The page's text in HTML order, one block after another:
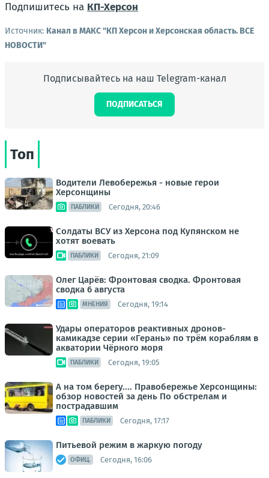
Подпишитесь на КП-Херсон
Источник: Канал в МАКС "КП Херсон и Херсонская область. ВСЕ
НОВОСТИ"
Подписывайтесь на наш Telegram-канал
ПОДПИСАТЬСЯ
Топ
Водители Левобережья - новые герои
Херсонщины
ПАБЛИКИ Сегодня, 20:46
Солдаты ВСУ из Херсона под Купянском не
хотят воевать
ПАБЛИКИ Сегодня, 21:09
Олег Царёв: Фронтовая сводка. Фронтовая
сводка 6 августа
МНЕНИЯ Сегодня, 19:14
Удары операторов реактивных дронов-
камикадзе серии «Герань» по трём кораблям в
акватории Чёрного моря
ПАБЛИКИ Сегодня, 19:05
А на том берегу.... Правобережье Херсонщины:
обзор новостей за день По обстрелам и
пострадавшим
ПАБЛИКИ Сегодня, 17:17
Питьевой режим в жаркую погоду
ОФИЦ. Сегодня, 16:06